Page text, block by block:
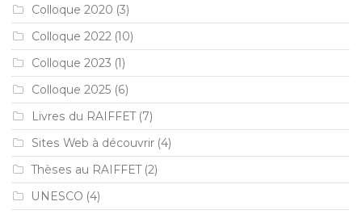
Colloque 2020 (3)
Colloque 2022 (10)
Colloque 2023 (1)
Colloque 2025 (6)
Livres du RAIFFET(7)
Sites Web à découvrir (4)
Thèses au RAIFFET(2)
UNESCO (4)